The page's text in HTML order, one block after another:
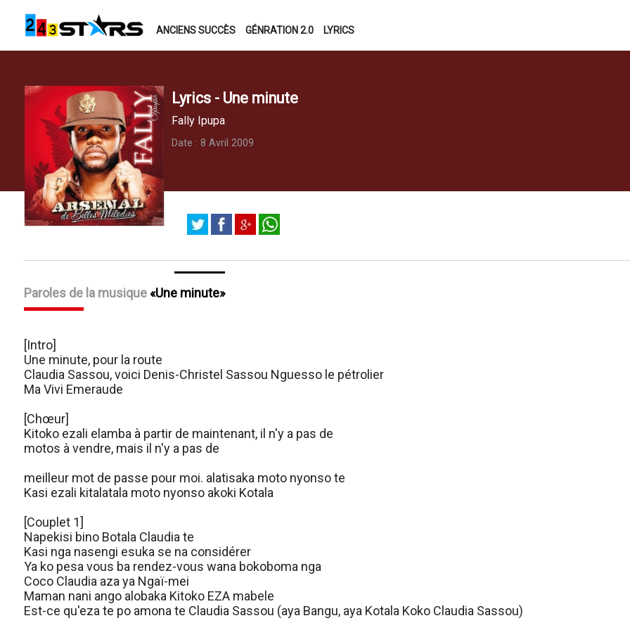
ANCIENS SUCCÈS GÉNRATION 2.0 LYRICS
Lyrics - Une minute
Fally Ipupa
Date : 8 Avril 2009
Paroles de la musique Une minute
[Intro]
Une minute, pour la route
Claudia Sassou, voici Denis-Christel Sassou Nguesso le pétrolier
Ma Vivi Emeraude
[Chœur]
Kitoko ezali elamba à partir de maintenant, il n'y a pas de
motos à vendre, mais il n'y a pas de
meilleur mot de passe pour moi. alatisaka moto nyonso te
Kasi ezali kitalatala moto nyonso akoki Kotala
[Couplet 1]
Napekisi bino Botala Claudia te
Kasi nga nasengi esuka se na considérer
Ya ko pesa vous ba rendez-vous wana bokoboma nga
Coco Claudia aza ya Ngaï-mei
Maman nani ango alobaka Kitoko EZA mabele
Est-ce qu'eza te po amona te Claudia Sassou (aya Bangu, aya Kotala Koko Claudia Sassou)